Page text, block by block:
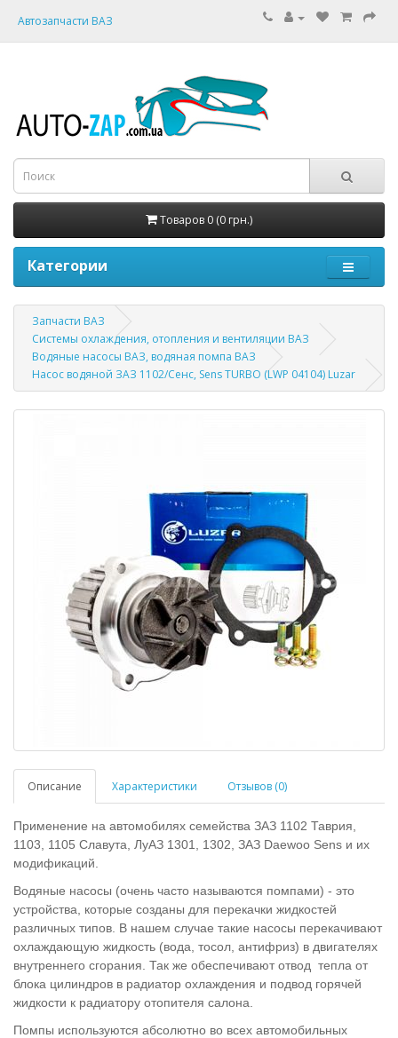
Автозапчасти ВАЗ
Товаров 0 (0 грн.)
Категории
Запчасти ВАЗ
Системы охлаждения, отопления и вентиляции ВАЗ
Водяные насосы ВАЗ, водяная помпа ВАЗ
Насос водяной ЗАЗ 1102/Сенс, Sens TURBO (LWP 04104) Luzar
Описание Характеристики Отзывов (0)
Применение на автомобилях семейства ЗАЗ 1102 Таврия,
1103, 1105 Славута, ЛуАЗ 1301, 1302, ЗАЗ Daewoo Sens и их
модификаций.
Водяные насосы (очень часто называются помпами) - это
устройства, которые созданы для перекачки жидкостей
различных типов. В нашем случае такие насосы перекачивают
охлаждающую жидкость (вода, тосол, антифриз) в двигателях
внутреннего сгорания. Так же обеспечивают отвод тепла от
блока цилиндров в радиатор охлаждения и подвод горячей
жидкости к радиатору отопителя салона.
Помпы используются абсолютно во всех автомобильных